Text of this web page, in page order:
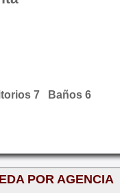
7 Baños 6
POR AGENCIA